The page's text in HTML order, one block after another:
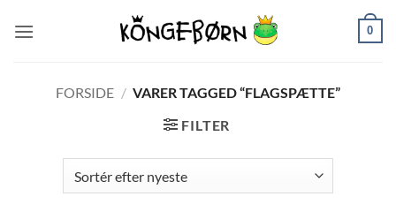
0
FORSIDE / VARER TAGGED “FLAGSPÆTTE”
FILTER